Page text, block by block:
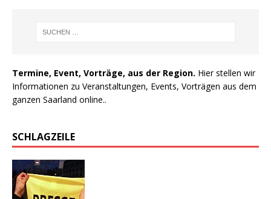
Termine, Event, Vorträge, aus der Region. Hier stellen wir
Informationen zu Veranstaltungen, Events, Vorträgen aus dem
ganzen Saarland online..
SCHLAGZEILE